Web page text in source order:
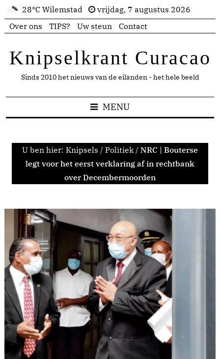
28°C Wilemstad
vrijdag, 7 augustus 2026
Over ons
TIPS? Uw steun Contact
Knipselkrant Curacao
Sinds 2010 het nieuws van de eilanden - het hele beeld
MENU
U ben hier: Knipsels / Politiek / NRC | Bouterse
legt voor het eerst verklaring af in rechtbank
over Decembermoorden